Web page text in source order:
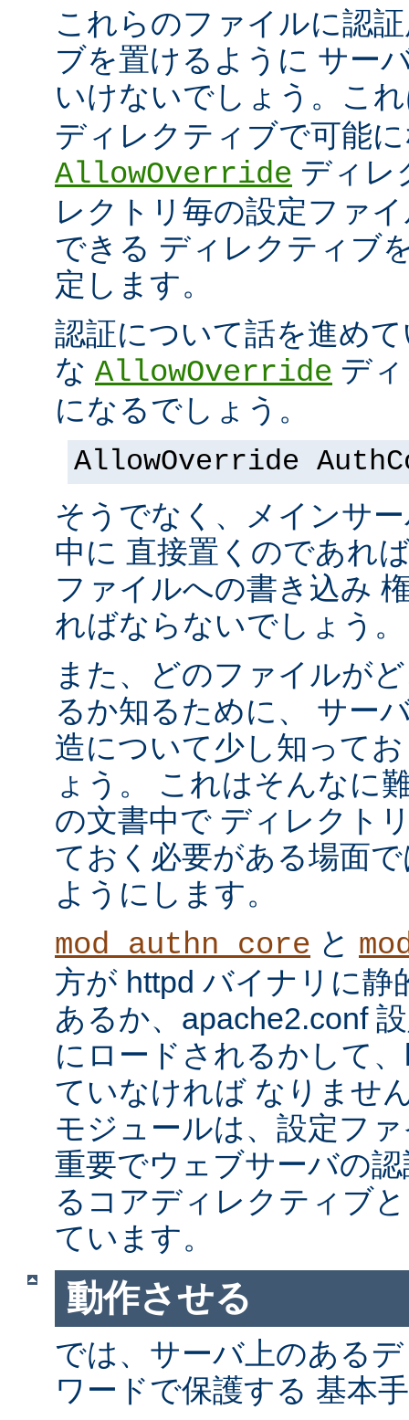
これらのファイルに認
ブを置けるように サー
いけないでしょう。こ
ディレクティブで可能
AllowOverride ディレ
レクトリ毎の設定ファ
できる ディレクティブ
定します。
認証について話を進め
な AllowOverride デ
になるでしょう。
AllowOverride
そうでなく、メインサ
中に 直接置くのであれ
ファイルへの書き込み
ればならないでしょう。
また、どのファイルが
るか知るために、 サー
造について少し知って
ょう。 これはそんなに
の文書中で ディレクト
ておく必要がある場面
ようにします。
mod_authn_core と
方が httpd バイナリに静
あるか、apache2.conf
にロードされるかして
ていなければ なりませ
モジュールは、設定フ
重要でウェブサーバの
るコアディレクティブ
ています。
動作させる
では、サーバ上のある
ワードで保護する 基本